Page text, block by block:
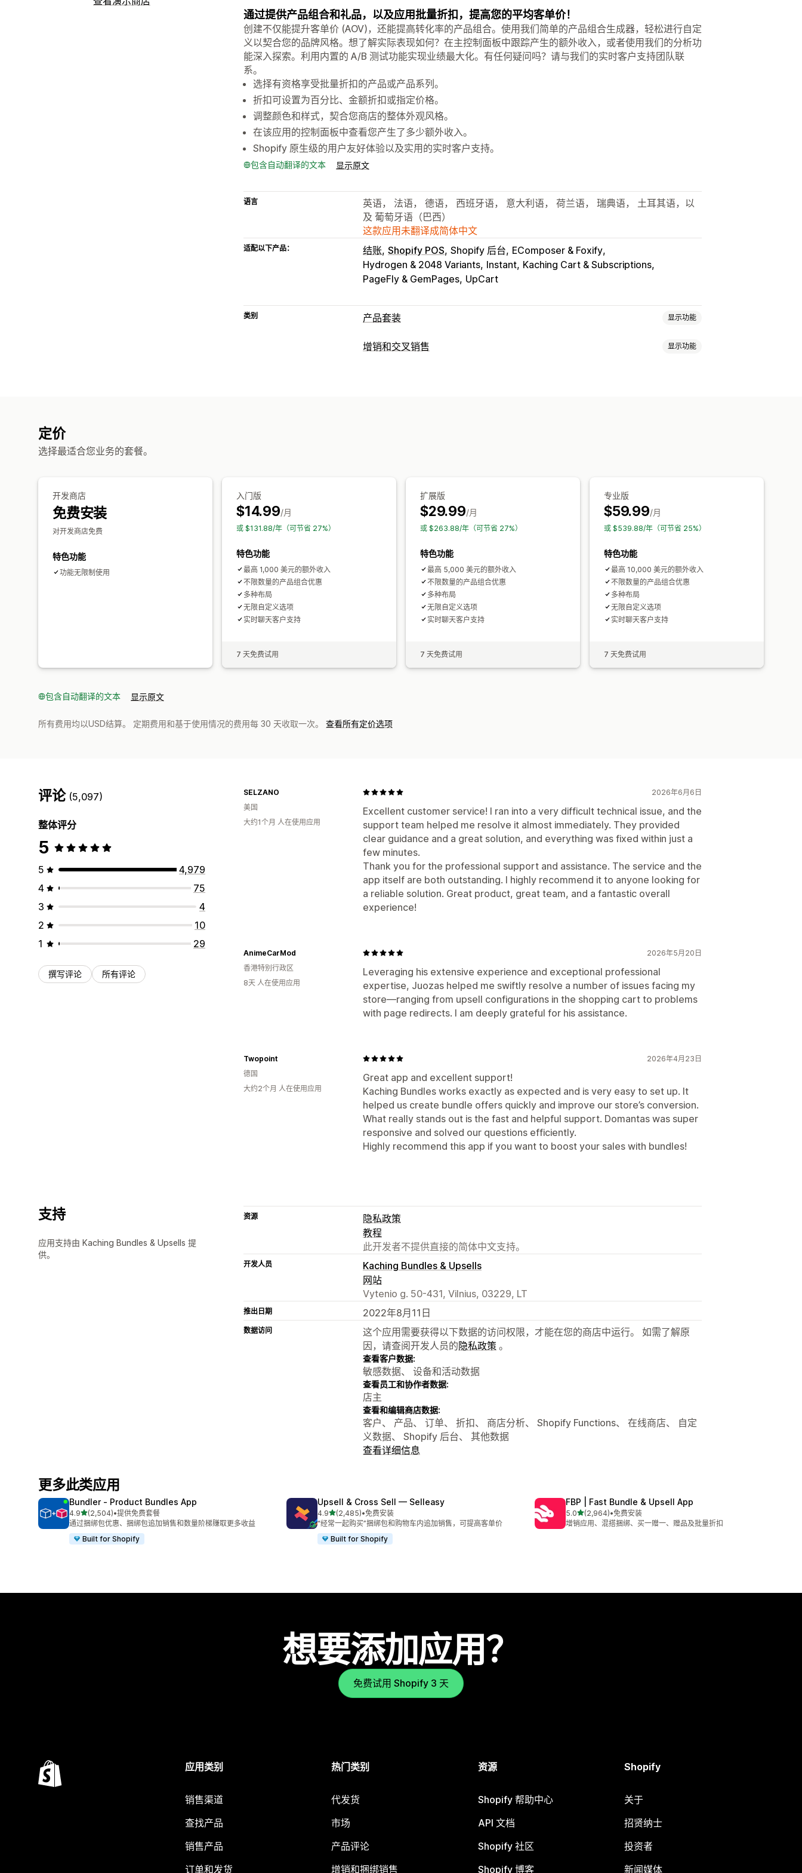
通过提供产品组合和礼品，以及应用批量折扣，提高您的平均客单价！
创建不仅能提升客单价 (AOV)，还能提高转化率的产品组合。使用我们简单的产品组合生成器，轻松进行自定
义以契合您的品牌风格。想了解实际表现如何？在主控制面板中跟踪产生的额外收入，或者使用我们的分析功
能深入探索。利用内置的 A/B 测试功能实现业绩最大化。有任何疑问吗？请与我们的实时客户支持团队联
系。
选择有资格享受批量折扣的产品或产品系列。
折扣可设置为百分比、金额折扣或指定价格。
调整颜色和样式，契合您商店的整体外观风格。
在该应用的控制面板中查看您产生了多少额外收入。
Shopify 原生级的用户友好体验以及实用的实时客户支持。
包含自动翻译的文本 显示原文
语言
英语， 法语， 德语， 西班牙语， 意大利语， 荷兰语， 瑞典语， 土耳其语，以
及 葡萄牙语（巴西）
这款应用未翻译成简体中文
适配以下产品： 结账 Shopify POS Shopify 后台 EComposer & Foxify
Hydrogen & 2048 Variants Instant Kaching Cart & Subscriptions
PageFly & GemPages UpCart
类别 产品套装 显示功能
套装类型
增销和交叉销售 显示功能
转化率
定价
选择最适合您业务的套餐。
开发商店
免费安装
对开发商店免费
特色功能
功能无限制使用
入门版
$14.99/月
或 $131.88/年（可节省 27%）
特色功能
最高 1,000 美元的额外收入
不限数量的产品组合优惠
多种布局
无限自定义选项
实时聊天客户支持
7 天免费试用
扩展版
$29.99/月
或 $263.88/年（可节省 27%）
特色功能
最高 5,000 美元的额外收入
不限数量的产品组合优惠
多种布局
无限自定义选项
实时聊天客户支持
7 天免费试用
专业版
$59.99/月
或 $539.88/年（可节省 25%）
特色功能
最高 10,000 美元的额外收入
不限数量的产品组合优惠
多种布局
无限自定义选项
实时聊天客户支持
7 天免费试用
包含自动翻译的文本 显示原文
所有费用均以USD结算。 定期费用和基于使用情况的费用每 30 天收取一次。 查看所有定价选项
评论 (5,097)
整体评分
5
5
4,979
4
75
3
4
2
10
1
29
撰写评论 所有评论
2026年6月6日
Excellent customer service! I ran into a very difficult technical issue, and the
support team helped me resolve it almost immediately. They provided
clear guidance and a great solution, and everything was fixed within just a
few minutes.
Thank you for the professional support and assistance. The service and the
app itself are both outstanding. I highly recommend it to anyone looking for
a reliable solution. Great product, great team, and a fantastic overall
experience!
SELZANO
美国
大约1个月 人在使用应用
2026年5月20日
Leveraging his extensive experience and exceptional professional
expertise, Juozas helped me swiftly resolve a number of issues facing my
store—ranging from upsell configurations in the shopping cart to problems
with page redirects. I am deeply grateful for his assistance.
AnimeCarMod
香港特别行政区
8天 人在使用应用
2026年4月23日
Great app and excellent support!
Kaching Bundles works exactly as expected and is very easy to set up. It
helped us create bundle offers quickly and improve our store’s conversion.
What really stands out is the fast and helpful support. Domantas was super
responsive and solved our questions efficiently.
Highly recommend this app if you want to boost your sales with bundles!
Twopoint
德国
大约2个月 人在使用应用
支持
应用支持由 Kaching Bundles & Upsells 提
供。
资源
隐私政策
教程
此开发者不提供直接的简体中文支持。
开发人员
Kaching Bundles & Upsells
网站
Vytenio g. 50-431, Vilnius, 03229, LT
推出日期 2022年8月11日
数据访问
这个应用需要获得以下数据的访问权限，才能在您的商店中运行。 如需了解原
因，请查阅开发人员的隐私政策 。
查看客户数据:
敏感数据、 设备和活动数据
查看员工和协作者数据:
店主
查看和编辑商店数据:
客户、 产品、 订单、 折扣、 商店分析、 Shopify Functions、 在线商店、 自定
义数据、 Shopify 后台、 其他数据
查看详细信息
更多此类应用
Bundler ‑ Product Bundles App
4.9星（满分 5 星）
(2,504)
总共 2504 条评论
•提供免费套餐
通过捆绑包优惠、捆绑包追加销售和数量阶梯赚取更多收益
Built for Shopify
Upsell & Cross Sell — Selleasy
4.9星（满分 5 星）
(2,485)
总共 2485 条评论
•免费安装
“经常一起购买”捆绑包和购物车内追加销售，可提高客单价
Built for Shopify
FBP | Fast Bundle & Upsell App
5.0星（满分 5 星）
(2,964)
总共 2964 条评论
•免费安装
增销应用、混搭捆绑、买一赠一、赠品及批量折扣
想要添加应用？
免费试用 Shopify 3 天
应用类别
销售渠道
查找产品
销售产品
订单和发货
热门类别
代发货
市场
产品评论
增销和捆绑销售
资源
Shopify 帮助中心
API 文档
Shopify 社区
Shopify 博客
Shopify
关于
招贤纳士
投资者
新闻媒体